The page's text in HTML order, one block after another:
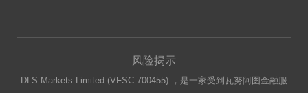
风险揭示
DLS Markets Limited (VFSC 700455) ，是一家受到瓦努阿图金融服